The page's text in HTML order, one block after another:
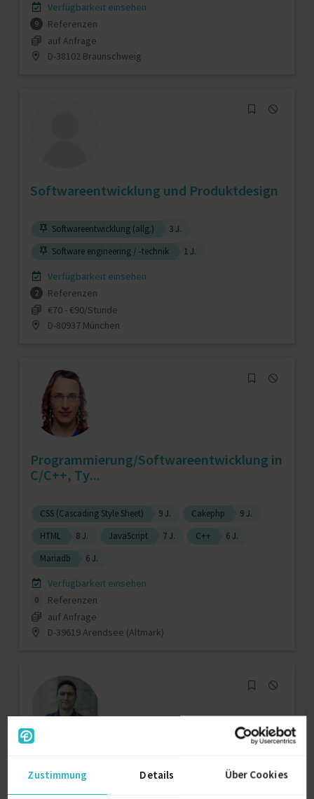
Zustimmung Details Über Cookies
Verfügbarkeit einsehen
9
Referenzen
auf Anfrage
D-38102 Braunschweig
Softwareentwicklung und Produktdesign
Softwareentwicklung (allg.)
3 J.
Software engineering / -technik
1 J.
Verfügbarkeit einsehen
2
Referenzen
€70 - €90/Stunde
D-80937 München
Programmierung/Softwareentwicklung in
C/C++, Ty...
CSS (Cascading Style Sheet) 9 J. Cakephp
9 J.
HTML
8 J. JavaScript 7 J. C++
6 J.
Mariadb
6 J.
Verfügbarkeit einsehen
0
Referenzen
auf Anfrage
D-39619 Arendsee (Altmark)
Mobile Softwareentwicklung